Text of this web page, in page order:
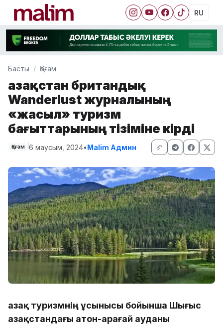
RU
Басты Қоғам
Қазақстан британдық
Wanderlust журналының
«жасыл» туризм
бағыттарының тізіміне кірді
Қоғам 6 маусым, 2024•Malim Админ
Қазақ туризмнің ұсынысы бойынша Шығыс
Қазақстандағы Қатон-Қарағай ауданы